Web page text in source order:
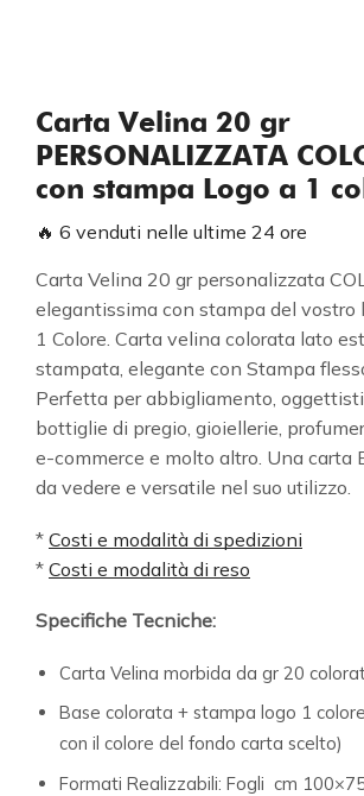
Carta Velina 20 gr
PERSONALIZZATA
con stampa Logo a 1
🔥 6 venduti nelle ultime 24 ore
Carta Velina 20 gr personalizzata
elegantissima con stampa del vostro
1 Colore. Carta velina colorata lato
stampata, elegante con Stampa
Perfetta per abbigliamento,
bottiglie di pregio, gioiellerie,
e-commerce e molto altro. Una carta
da vedere e versatile nel suo utilizzo.
* Costi e modalità di spedizioni
* Costi e modalità di reso
Specifiche Tecniche:
Carta Velina morbida da gr 20
Base colorata + stampa logo 1
con il colore del fondo carta scelto)
Formati Realizzabili: Fogli cm